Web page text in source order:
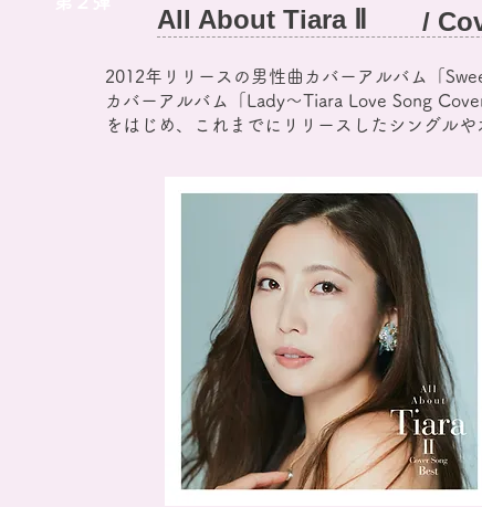
All About Tiara Ⅱ /
2012年リリースの男性曲カバーアルバム「
カバーアルバム「Lady～Tiara Love Song
をはじめ、これまでにリリースしたシングル